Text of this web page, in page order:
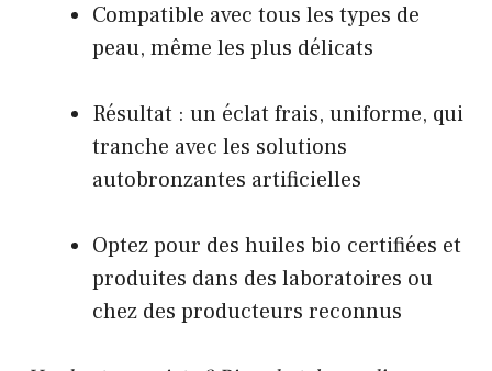
Compatible avec tous les types de
peau, même les plus délicats
Résultat : un éclat frais, uniforme, qui
tranche avec les solutions
autobronzantes artificielles
Optez pour des huiles bio certifiées et
produites dans des laboratoires ou
chez des producteurs reconnus